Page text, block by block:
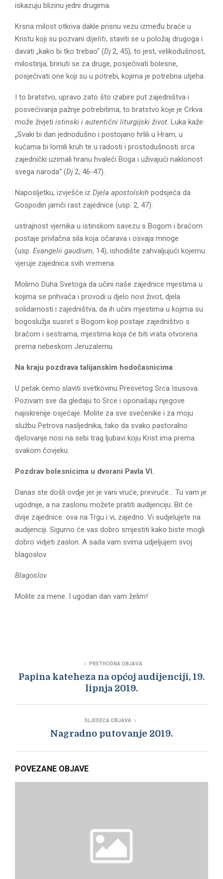
iskazuju blizinu jedni drugima.
Krsna milost otkriva dakle prisnu vezu između braće u
Kristu koji su pozvani dijeliti, staviti se u položaj drugoga i
davati „kako bi tko trebao“ (Dj2, 45), to jest, velikodušnost,
milostinja, brinuti se za druge, posjećivati bolesne,
posjećivati one koji su u potrebi, kojima je potrebna utjeha.
I to bratstvo, upravo zato što izabire put zajedništva i
posvećivanja pažnje potrebitima, to bratstvo koje je Crkva
može živjeti istinski i autentični liturgijski život . Luka kaže:
„Svaki bi dan jednodušno i postojano hrlili u Hram, u
kućama bi lomili kruh te u radosti i prostodušnosti srca
zajednički uzimali hranu hvaleći Boga i uživajući naklonost
svega naroda“ (Dj2, 46-47).
Naposljetku, izvješće iz Djela apostolskih podsjeća da
Gospodin jamči rast zajednice (usp. 2, 47):
ustrajnost vjernika u istinskom savezu s Bogom i braćom
postaje privlačna sila koja očarava i osvaja mnoge
(usp. Evangelii gaudium, 14), ishodište zahvaljujući kojemu
vjeruje zajednica svih vremena.
Molimo Duha Svetoga da učini naše zajednice mjestima u
kojima se prihvaća i provodi u djelo novi život, djela
solidarnosti i zajedništva, da ih učini mjestima u kojima su
bogoslužja susret s Bogom koji postaje zajedništvo s
braćom i sestrama, mjestima koja će biti vrata otvorena
prema nebeskom Jeruzalemu.
Na kraju pozdrava talijanskim hodočasnicima
U petak ćemo slaviti svetkovinu Presvetog Srca Isusova.
Pozivam sve da gledaju to Srce i oponašaju njegove
najiskrenije osjećaje. Molite za sve svećenike i za moju
službu Petrova nasljednika, tako da svako pastoralno
djelovanje nosi na sebi trag ljubavi koju Krist ima prema
svakom čovjeku.
Pozdrav bolesnicima u dvorani Pavla VI.
Danas ste došli ovdje jer je vani vruće, prevruće… Tu vam je
ugodnije, a na zaslonu možete pratiti audijenciju. Bit će
dvije zajednice: ova na Trgu i vi, zajedno. Vi sudjelujete na
audijenciji. Sigurno će vas dobro smjestiti kako biste mogli
dobro vidjeti zaslon. A sada vam svima udjeljujem svoj
blagoslov.
Blagoslov
Molite za mene. I ugodan dan vam želim!
PRETHODNA OBJAVA
Papina kateheza na općoj audijenciji, 19.
lipnja 2019.
SLJEDEĆA OBJAVA
Nagradno putovanje 2019.
POVEZANE OBJAVE